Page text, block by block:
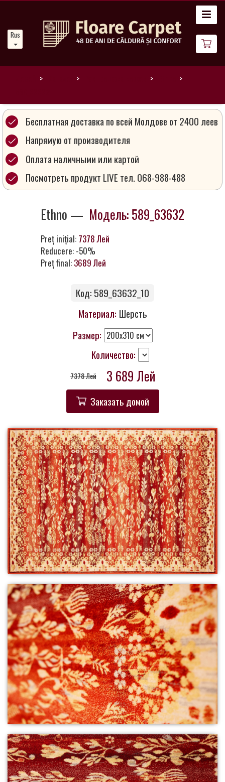
Russian
Главная
Новости
Наши
ковры
Магия
ковров
партнером
Бесплатная доставка по всей Молдове от 2400 леев
Напрямую от производителя
Оплата наличными или картой
Посмотреть продукт LIVE тел. 068-988-488
Ethno — Модель: 589_63632
Preț inițial: 7378 Лей
Reducere: -50%
Preț final: 3689 Лей
Код: 589_63632_10
Материал: Шерсть
Размер:
Количество:
7378 Лей 3 689 Лей
Заказать домой